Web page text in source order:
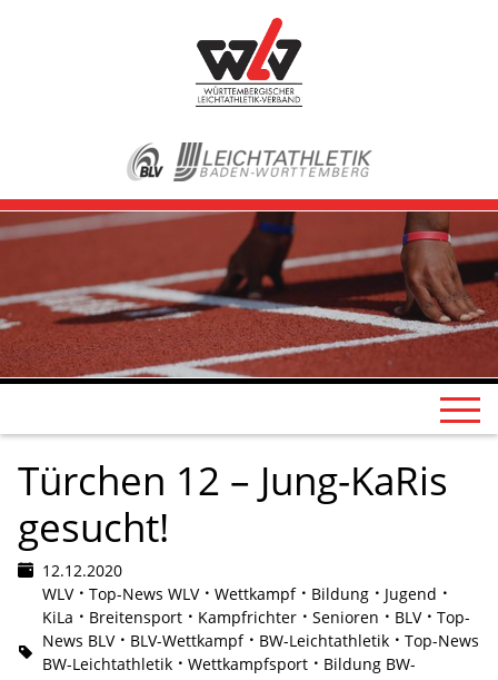
Türchen 12 – Jung-KaRis
gesucht!
12.12.2020
WLV
Top-News WLV Wettkampf Bildung
Jugend
KiLa
Breitensport Kampfrichter Senioren BLV
Top-
News BLV
BLV-Wettkampf BW-Leichtathletik
Top-News
BW-Leichtathletik
Wettkampfsport
Bildung BW-